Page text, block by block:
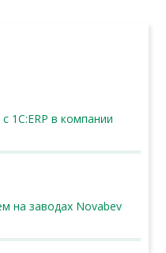
1С:ERP в компании
на заводах Novabev